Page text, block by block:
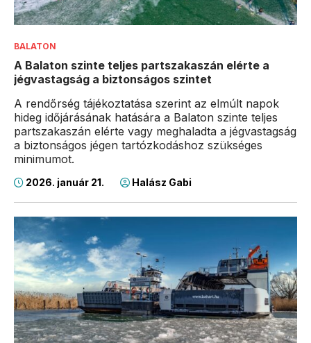
BALATON
A Balaton szinte teljes partszakaszán elérte a
jégvastagság a biztonságos szintet
A rendőrség tájékoztatása szerint az elmúlt napok
hideg időjárásának hatására a Balaton szinte teljes
partszakaszán elérte vagy meghaladta a jégvastagság
a biztonságos jégen tartózkodáshoz szükséges
minimumot.
2026. január 21. Halász Gabi